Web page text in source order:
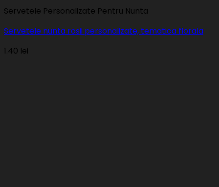
Servetele Personalizate Pentru Nunta
Servetele nunta rosii personalizate, tematica florala
1.40 lei